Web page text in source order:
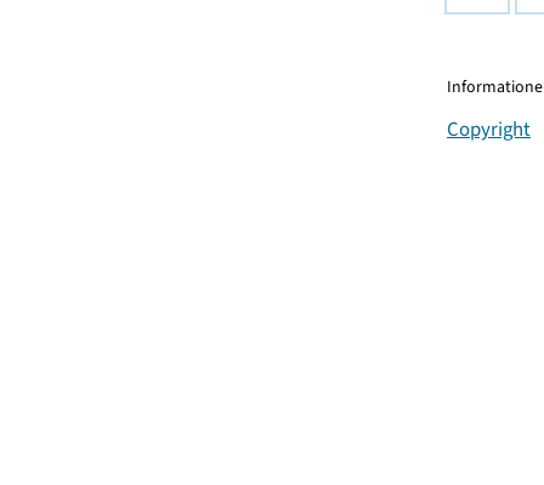
Copyright